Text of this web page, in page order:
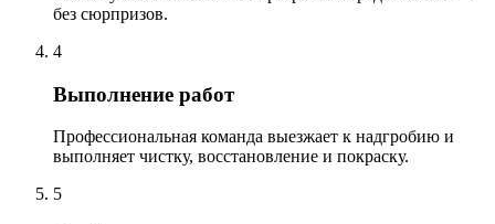
без сюрпризов.
4
Выполнение работ
Профессиональная команда выезжает к надгробию и
выполняет чистку, восстановление и покраску.
5